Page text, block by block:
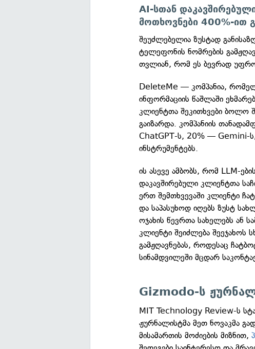
AI-სთან
მოთხოვნები 400%-ით
შეუძლებელია ზუსტად
ტელეფონის ნომრების
თვლიან, რომ ეს ბევრად
DeleteMe — კომპანია,
ინფორმაციის წაშლაში
კლიენტთა შეკითხვები ბოლო
გაიზარდა. კომპანიის
ChatGPT-ს, 20% — Gemini-
ინსტრუმენტებს.
ის ასევე ამბობს, რომ LLM-
დაკავშირებული კლიენტთა
ერთ შემთხვევაში კლიენტი
და საპასუხოდ იღებს ზუსტ
ოჯახის წევრთა სახელებს ან
კლიენტი შეიძლება შეეჯახოს
გამჟღავნებას, როდესაც
სინამდვილეში მცდარ
Gizmodo-ს
MIT Technology Review-ს
ჟურნალისტმა მეთ ნოვაკმა
მისამართის მოძიების მიზნით,